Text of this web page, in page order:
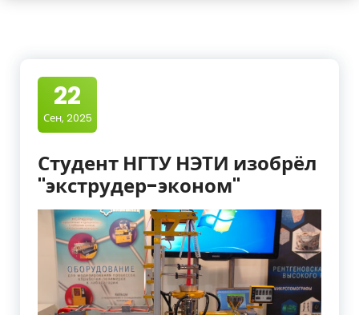
22
Сен, 2025
Студент НГТУ НЭТИ изобрёл
"экструдер-эконом"